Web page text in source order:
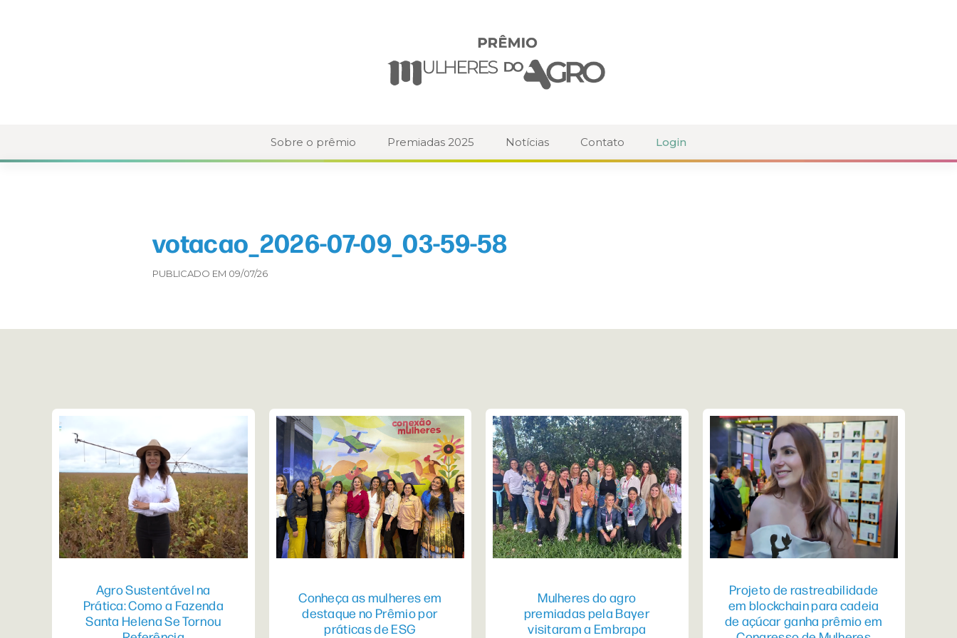
Sobre o prêmio Premiadas 2025 Notícias Contato Login
votacao_2026-07-09_03-59-58
PUBLICADO EM 09/07/26
Agro Sustentável na
Prática: Como a Fazenda
Santa Helena Se Tornou
Conheça as mulheres em
destaque no Prêmio por
práticas de ESG
Mulheres do agro
premiadas pela Bayer
visitaram a Embrapa
Projeto de rastreabilidade
em blockchain para cadeia
de açúcar ganha prêmio em